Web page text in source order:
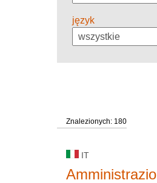
język
Znalezionych: 180
IT